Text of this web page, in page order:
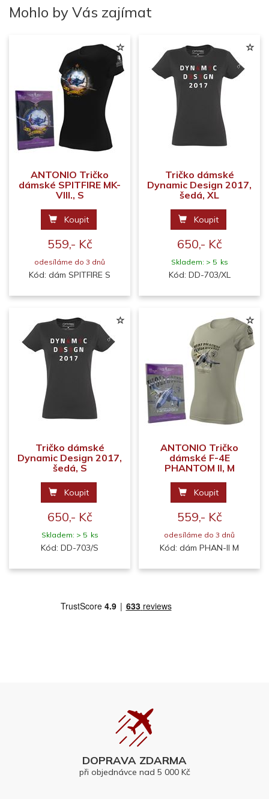
Mohlo by Vás zajímat
ANTONIO Tričko
dámské SPITFIRE MK-
VIII., S
Koupit
559,- Kč
odesíláme do 3 dnů
Kód: dám SPITFIRE S
Tričko dámské
Dynamic Design 2017,
šedá, XL
Koupit
650,- Kč
Skladem: > 5 ks
Kód: DD-703/XL
Tričko dámské
Dynamic Design 2017,
šedá, S
Koupit
650,- Kč
Skladem: > 5 ks
Kód: DD-703/S
ANTONIO Tričko
dámské F-4E
PHANTOM II, M
Koupit
559,- Kč
odesíláme do 3 dnů
Kód: dám PHAN-II M
DOPRAVA ZDARMA
při objednávce nad 5 000 Kč